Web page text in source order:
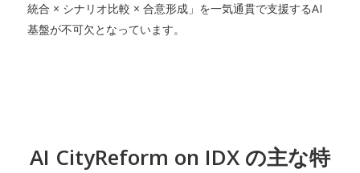
統合 × シナリオ比較 × 合意形成」を一気通貫で支援するAI
基盤が不可欠となっています。
AI CityReform on IDX の主な特